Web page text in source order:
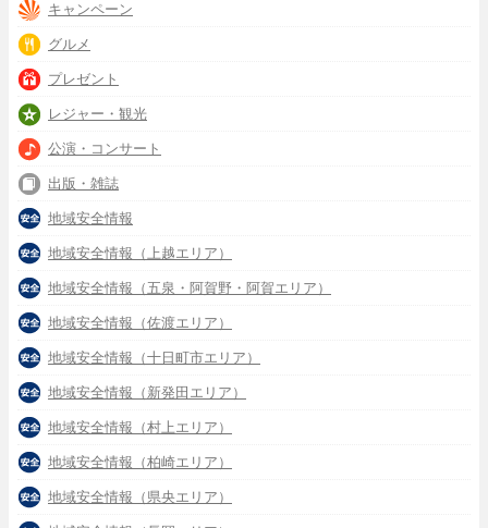
キャンペーン
グルメ
プレゼント
レジャー・観光
公演・コンサート
出版・雑誌
地域安全情報
地域安全情報（上越エリア）
地域安全情報（五泉・阿賀野・阿賀エリア）
地域安全情報（佐渡エリア）
地域安全情報（十日町市エリア）
地域安全情報（新発田エリア）
地域安全情報（村上エリア）
地域安全情報（柏崎エリア）
地域安全情報（県央エリア）